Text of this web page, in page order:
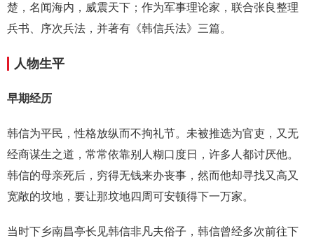
楚，名闻海内，威震天下；作为军事理论家，联合张良整理
兵书、序次兵法，并著有《韩信兵法》三篇。
人物生平
早期经历
韩信为平民，性格放纵而不拘礼节。未被推选为官吏，又无
经商谋生之道，常常依靠别人糊口度日，许多人都讨厌他。
韩信的母亲死后，穷得无钱来办丧事，然而他却寻找又高又
宽敞的坟地，要让那坟地四周可安顿得下一万家。
当时下乡南昌亭长见韩信非凡夫俗子，韩信曾经多次前往下